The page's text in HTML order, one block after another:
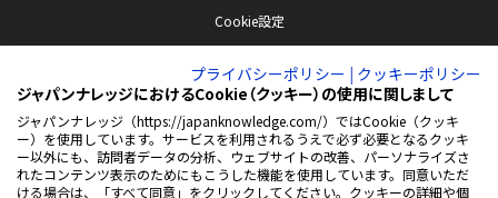
Cookie設定
ABJマークは、この電子書店・電子書籍配信サービスが、著作権者からコンテン
ツ使用許諾を得た正規版配信サービスであることを示す商標（登録番号 第
10981000号）です。ABJマークの詳細、ABJマークを掲示しているサービスの一
プライバシーポリシー | クッキーポリシー
ジャパンナレッジにおけるCookie（クッキー）の使用に関しまして
ジャパンナレッジ（https://japanknowledge.com/）ではCookie（クッキ
ー）を使用しています。サービスを利用されるうえで必ず必要となるクッキ
ー以外にも、訪問者データの分析、ウェブサイトの改善、パーソナライズさ
れたコンテンツ表示のためにもこうした機能を使用しています。同意いただ
ける場合は、「すべて同意」をクリックしてください。クッキーの詳細や個